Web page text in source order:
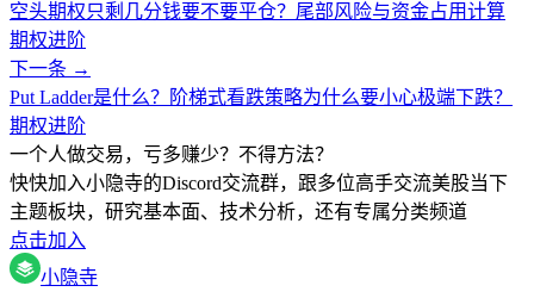
空头期权只剩几分钱要不要平仓？尾部风险与资金占用计算
期权进阶
下一条 →
Put Ladder是什么？阶梯式看跌策略为什么要小心极端下跌？
期权进阶
一个人做交易，亏多赚少？不得方法？
快快加入小隐寺的Discord交流群，跟多位高手交流美股当下
主题板块，研究基本面、技术分析，还有专属分类频道
点击加入
小隐寺